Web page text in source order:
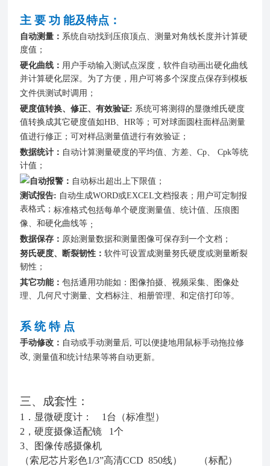
主 要 功 能及特点：
自动测量： 系统自动找到压痕顶点、测量对角线长度并计算硬
度值；
硬化曲线： 用户手动输入测试点深度，软件自动画出硬化曲线
并计算硬化层深。为了方便，用户可将多个深度点保存到模板
文件供测试时调用；
硬度值转换、修正、有效验证: 系统可将测得的显微维氏硬度
值转换成其它硬度值如HB、HR等；可对球面圆柱面样品测量
值进行修正；可对样品测量值进行有效验证；
数据统计： 自动计算测量硬度的平均值、方差、Cp、 Cpk等统
计值；
自动报警： 自动标出超出上下限值；
测试报告: 自动生成WORD或EXCEL文档报表； 用户可定制报
表格式；标准格式包括每单个硬度测量值、统计值、压痕图
像、和硬化曲线等 ；
数据保存： 原始测量数据和测量图像可保存到一个文档；
努氏硬度、断裂韧性：软件可设置成测量努氏硬度或测量断裂
韧性；
其它功能：包括通用功能如：图像拍摄、视频采集、图像处
理、几何尺寸测量、文档标注、相册管理、和定倍打印等。
系 统 特 点
手动修改： 自动或手动测量后, 可以便捷地用鼠标手动拖拉修
改, 测量值和统计结果等将自动更新。
三、成套性：
1．显微硬度计： 1台（标准型）
2，硬度摄像适配镜 1个
3、图像传感摄像机
（索尼芯片彩色1/3”高清CCD 850线） （标配）